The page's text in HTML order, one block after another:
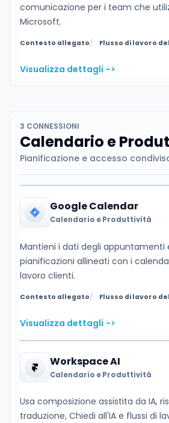
comunicazione per i team che
Microsoft.
Contesto allegato Flusso di lavoro
Visualizza dettagli ->
3 CONNESSIONI
Calendario e
Pianificazione e accesso
Google Calendar
Calendario e Produttività
Mantieni i dati degli appuntamenti
pianificazioni allineati con i
lavoro clienti.
Contesto allegato Flusso di lavoro
Visualizza dettagli ->
Workspace AI
Calendario e Produttività
Usa composizione assistita da IA,
traduzione, Chiedi all'IA e flussi di